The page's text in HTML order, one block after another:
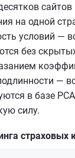
на одной
условий —
без
—
в базе
силу.
страховых